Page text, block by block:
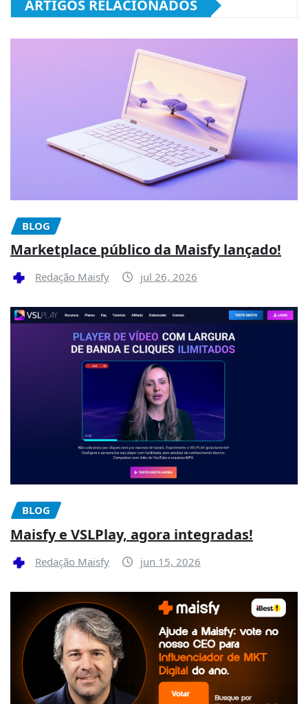
ARTIGOS RELACIONADOS
BLOG
Marketplace público da Maisfy lançado!
Redação Maisfy jul 26, 2026
BLOG
Maisfy e VSLPlay, agora integradas!
Redação Maisfy jun 15, 2026